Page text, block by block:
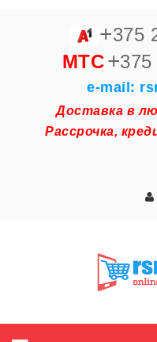
+375
MTC+375
e-mail:
Доставка в
Рассрочка,